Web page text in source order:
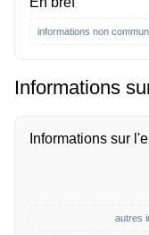
informations non
Informations
Informations sur
autres